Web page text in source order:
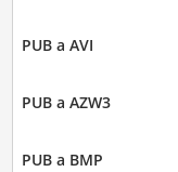
PUB a AVI
PUB a AZW3
PUB a BMP